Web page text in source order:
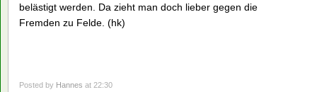
belästigt werden. Da zieht man doch lieber gegen die
Fremden zu Felde. (hk)
Posted by Hannes at 22:30